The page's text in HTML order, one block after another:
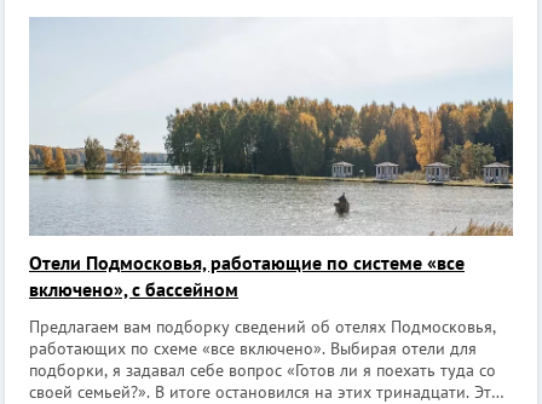
Отели Подмосковья, работающие по системе «все
включено», с бассейном
Предлагаем вам подборку сведений об отелях Подмосковья,
работающих по схеме «все включено». Выбирая отели для
подборки, я задавал себе вопрос «Готов ли я поехать туда со
своей семьей?». В итоге остановился на этих тринадцати. Это